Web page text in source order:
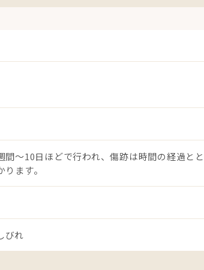
〜10日ほどで行われ、傷跡は時間の経過と
ます。
びれ